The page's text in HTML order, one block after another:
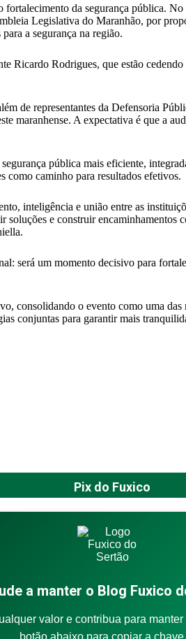
da segurança pública.
Legislativa do Maranhão, por
a segurança na região.
Ricardo Rodrigues, que estão
de representantes da Defensoria
maranhense. A expectativa é que a
pública mais eficiente,
como caminho para resultados efetivos.
inteligência e união entre as
e construir
será um momento decisivo para
consolidando o evento como uma
conjuntas para garantir mais
Pix do Fuxico
a manter o Blog Fuxico
valor e contribua para
botão abaixo para copiar a chave